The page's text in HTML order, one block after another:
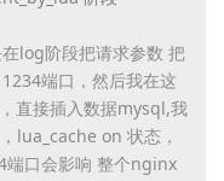
log阶段把请求参数 把
端口，然后我在这
直接插入数据mysql,我
lua_cache on 状态，
端口会影响 整个nginx